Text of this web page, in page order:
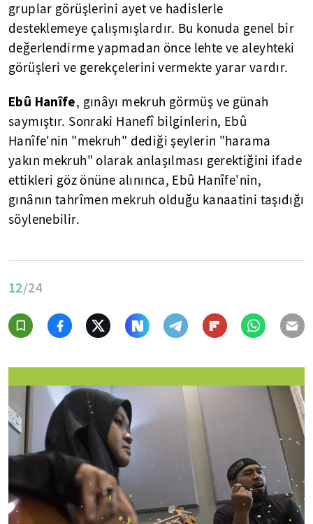
gruplar görüşlerini ayet ve hadislerle
desteklemeye çalışmışlardır. Bu konuda genel bir
değerlendirme yapmadan önce lehte ve aleyhteki
görüşleri ve gerekçelerini vermekte yarar vardır.
Ebû Hanîfe, gınâyı mekruh görmüş ve günah
saymıştır. Sonraki Hanefî bilginlerin, Ebû
Hanîfe'nin "mekruh" dediği şeylerin "harama
yakın mekruh" olarak anlaşılması gerektiğini ifade
ettikleri göz önüne alınınca, Ebû Hanîfe'nin,
gınânın tahrîmen mekruh olduğu kanaatini taşıdığı
söylenebilir.
12/24